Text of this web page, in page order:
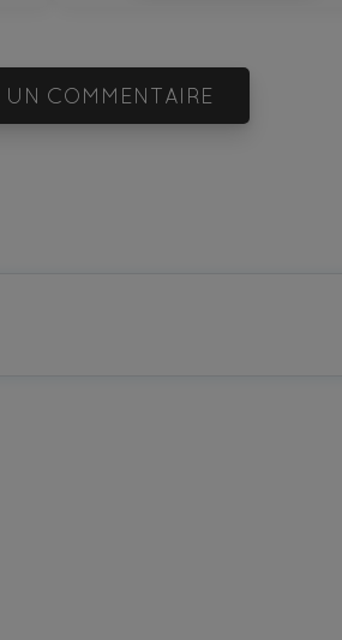
AJOUTER UN COMMENTAIRE